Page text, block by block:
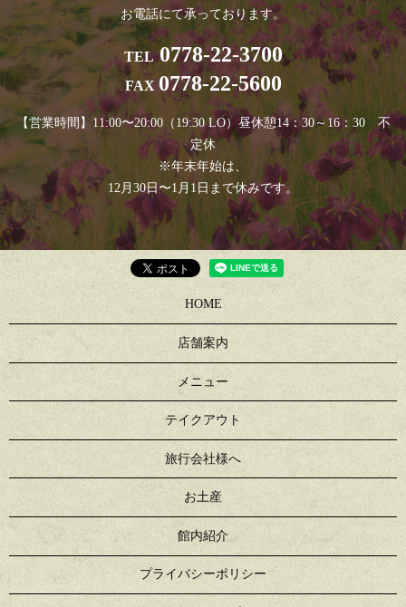
お電話にて承っております。
TEL0778-22-3700
FAX 0778-22-5600
【営業時間】11:00〜20:00（19:30 LO）昼休憩14：30～16：30 不
定休
※年末年始は、
12月30日〜1月1日まで休みです。
HOME
店舗案内
メニュー
テイクアウト
旅行会社様へ
お土産
館内紹介
プライバシーポリシー